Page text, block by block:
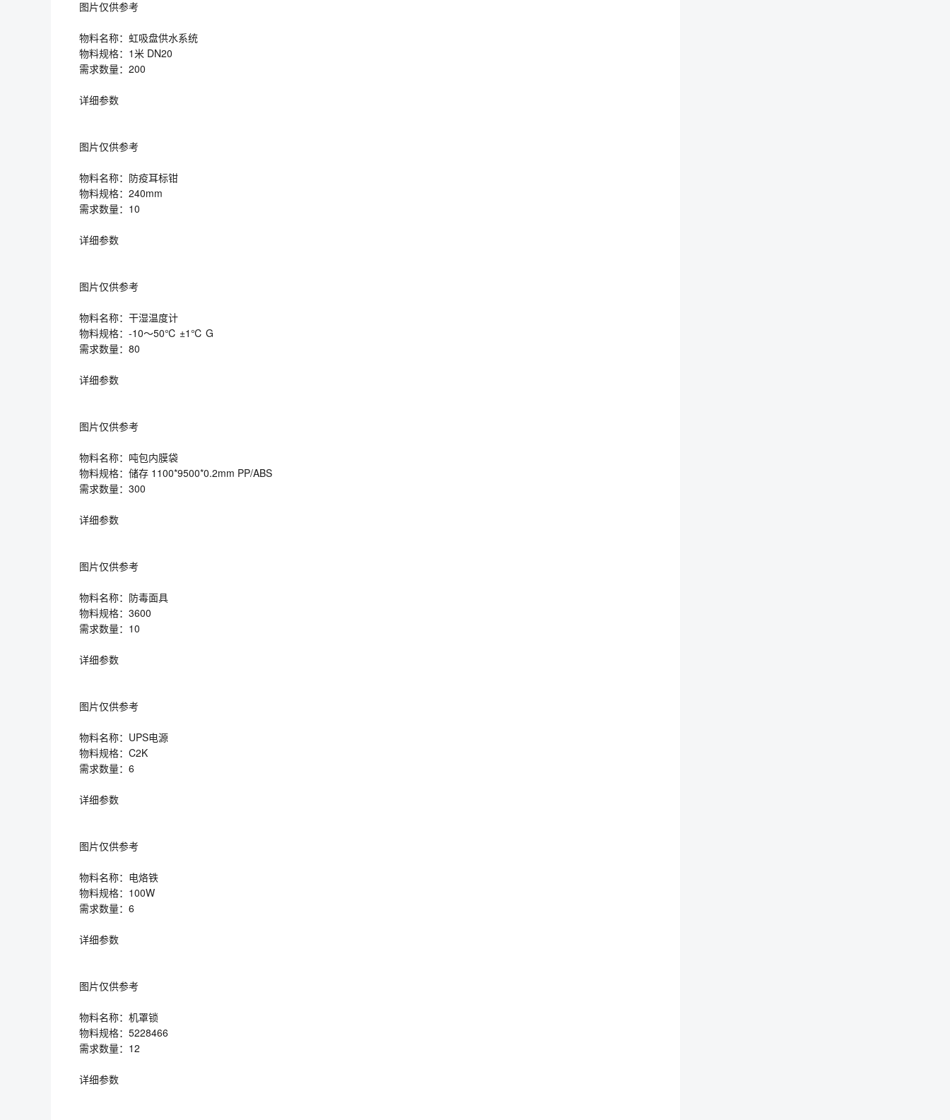
图片仅供参考
物料名称：虹吸盘供水系统
物料规格：1米 DN20
需求数量：200
详细参数
图片仅供参考
物料名称：防疫耳标钳
物料规格：240mm
需求数量：10
详细参数
图片仅供参考
物料名称：干湿温度计
物料规格：-10～50℃ ±1℃ G
需求数量：80
详细参数
图片仅供参考
物料名称：吨包内膜袋
物料规格：储存 1100*9500*0.2mm PP/ABS
需求数量：300
详细参数
图片仅供参考
物料名称：防毒面具
物料规格：3600
需求数量：10
详细参数
图片仅供参考
物料名称：UPS电源
物料规格：C2K
需求数量：6
详细参数
图片仅供参考
物料名称：电烙铁
物料规格：100W
需求数量：6
详细参数
图片仅供参考
物料名称：机罩锁
物料规格：5228466
需求数量：12
详细参数